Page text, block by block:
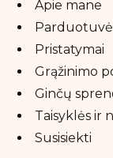
Apie mane
Parduotuvė
Pristatymai
Grąžinimo
Ginčų
Taisyklės ir
Susisiekti